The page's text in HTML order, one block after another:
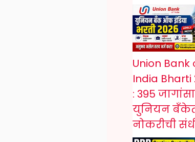
Union Bank
India Bharti
: 395
युनियन
नोकरीची